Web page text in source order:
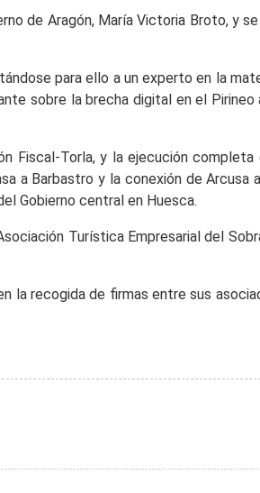
de Aragón, María Victoria Broto, y
para ello a un experto en la
sobre la brecha digital en el
Fiscal-Torla, y la ejecución
a Barbastro y la conexión de Arcusa
Gobierno central en Huesca.
Turística Empresarial del
recogida de firmas entre sus